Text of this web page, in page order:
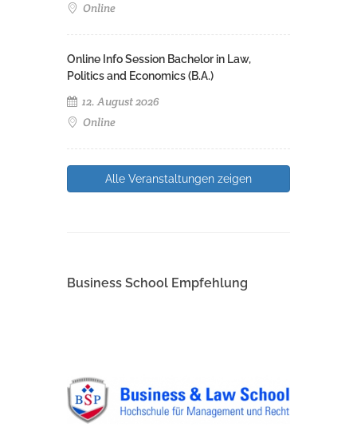
Online
Online Info Session Bachelor in Law,
Politics and Economics (B.A.)
12. August 2026
Online
Alle Veranstaltungen zeigen
Business School Empfehlung